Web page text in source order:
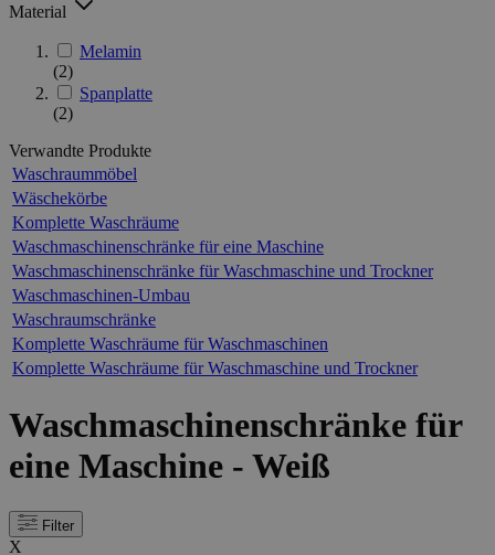
Material
Melamin
(2)
Spanplatte
(2)
Verwandte Produkte
Waschraummöbel
Wäschekörbe
Komplette Waschräume
Waschmaschinenschränke für eine Maschine
Waschmaschinenschränke für Waschmaschine und Trockner
Waschmaschinen-Umbau
Waschraumschränke
Komplette Waschräume für Waschmaschinen
Komplette Waschräume für Waschmaschine und Trockner
Waschmaschinenschränke für
eine Maschine - Weiß
Filter
X